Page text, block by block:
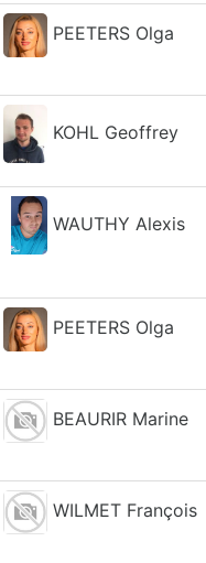
PEETERS Olga
KOHL Geoffrey
WAUTHY Alexis
PEETERS Olga
BEAURIR Marine
WILMET François